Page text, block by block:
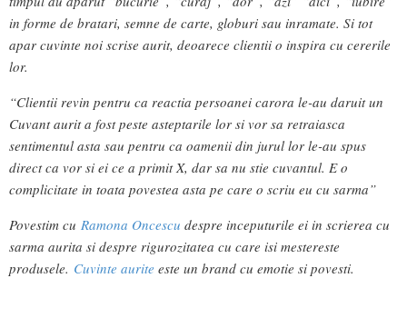
in forme de bratari, semne de carte, globuri sau inramate. Si tot
apar cuvinte noi scrise aurit, deoarece clientii o inspira cu cererile
lor.
“Clientii revin pentru ca reactia persoanei carora le-au daruit un
Cuvant aurit a fost peste asteptarile lor si vor sa retraiasca
sentimentul asta sau pentru ca oamenii din jurul lor le-au spus
direct ca vor si ei ce a primit X, dar sa nu stie cuvantul. E o
complicitate in toata povestea asta pe care o scriu eu cu sarma”
Povestim cu Ramona Oncescu despre inceputurile ei in scrierea cu
sarma aurita si despre rigurozitatea cu care isi mestereste
produsele. Cuvinte aurite este un brand cu emotie si povesti.